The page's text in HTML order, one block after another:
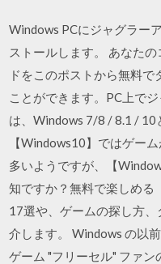
Windows PCにジャグラー
ストールします。 あなた
ドをこのポストから無料
ことができます。PC上で
は、Windows 7/8 / 8.1 / 10
【Windows10】ではゲー
多いようですが、【
知ですか？無料で楽しめる
17選や、ゲームの探し方
介します。 Windows の以
ゲーム "フリーセル" ファ